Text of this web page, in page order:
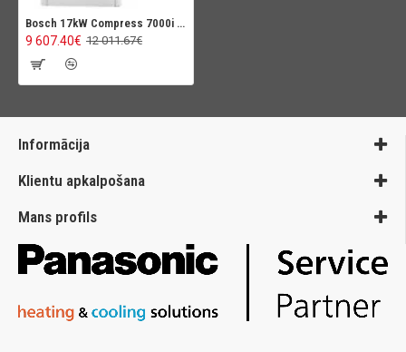
Bosch 17kW Compress 7000i AW (bez Tena , ar jaucējvārtsu)
9 607.40€ 12 011.67€
Informācija
Klientu apkalpošana
Mans profils